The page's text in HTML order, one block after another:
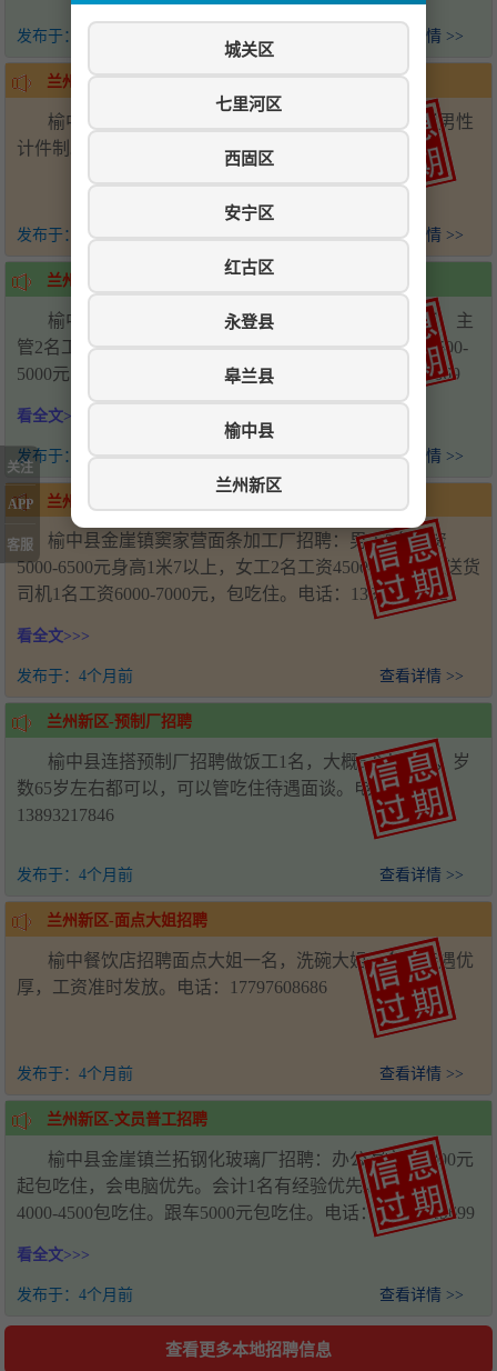
城关区
七里河区
西固区
安宁区
红古区
永登县
皋兰县
榆中县
兰州新区
发布于： 查看详情 >>
兰州新区-挂车司机招聘
榆中县城招聘挂车司机两名，包食宿，场内工人限男性
计件制。电话：13609369124 18394511185
发布于： 4个月前 查看详情 >>
兰州新区-酒店招聘
榆中县城晨顺大酒店招聘：前厅经理一名工资面议，主
管2名工资面议，服务员3-5名4000-6000元，配菜两名4500-
5000元，福利每月带薪休假3天。电话：刘总17797569669
看全文>>>
发布于： 4个月前 查看详情 >>
兰州新区-面条厂招聘
榆中县金崖镇窦家营面条加工厂招聘：男工2名工资
5000-6500元身高1米7以上，女工2名工资4500-6000元，送货
司机1名工资6000-7000元，包吃住。电话：13830584662
看全文>>>
发布于： 4个月前 查看详情 >>
兰州新区-预制厂招聘
榆中县连搭预制厂招聘做饭工1名，大概6-8人吃饭，岁
数65岁左右都可以，可以管吃住待遇面谈。电话：
13893217846
发布于： 4个月前 查看详情 >>
兰州新区-面点大姐招聘
榆中餐饮店招聘面点大姐一名，洗碗大姐一名，待遇优
厚，工资准时发放。电话：17797608686
发布于： 4个月前 查看详情 >>
兰州新区-文员普工招聘
榆中县金崖镇兰拓钢化玻璃厂招聘：办公室文员4000元
起包吃住，会电脑优先。会计1名有经验优先。普工2名
4000-4500包吃住。跟车5000元包吃住。电话：18198019699
看全文>>>
发布于： 4个月前 查看详情 >>
查看更多本地招聘信息
关注
APP
客服